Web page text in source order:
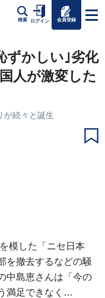
検索 ログイン 会員登録
ずかしい｣劣化
人が激変した
が続々と誕生
模した「ニセ日本
を撤去するなどの騒
中島恵さんは「今の
満足できなく…